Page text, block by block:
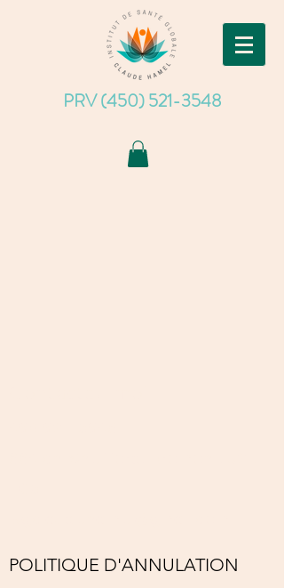
PRV (450) 521-3548
POLITIQUE D'ANNULATION